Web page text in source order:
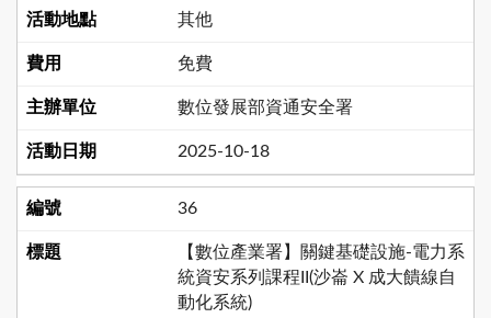
其他
免費
數位發展部資通安全署
2025-10-18
36
【數位產業署】關鍵基礎設施-電力系
統資安系列課程II(沙崙 X 成大饋線自
動化系統)